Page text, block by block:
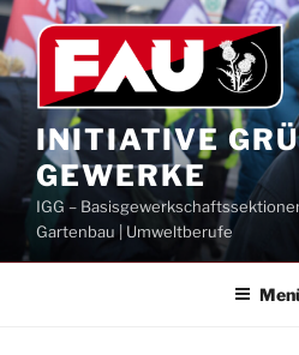
Zum
Inhalt
springen
INITIATIVE
GEWERKE
IGG –
Gartenbau | Umweltberufe